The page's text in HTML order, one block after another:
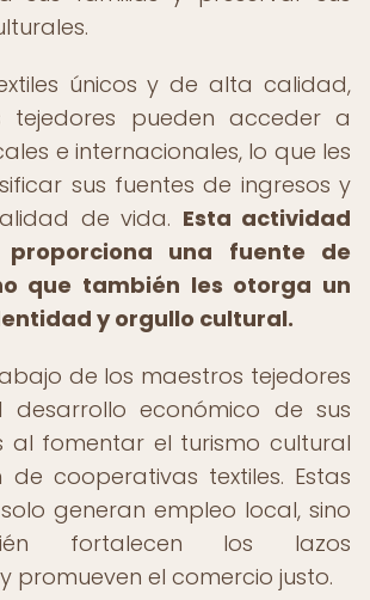
únicos y de alta calidad,
tejedores pueden acceder a
e internacionales, lo que les
sus fuentes de ingresos y
de vida. Esta actividad
una fuente de
que también les otorga un
y orgullo cultural.
de los maestros tejedores
desarrollo económico de sus
al fomentar el turismo cultural
cooperativas textiles. Estas
generan empleo local, sino
fortalecen los lazos
promueven el comercio justo.